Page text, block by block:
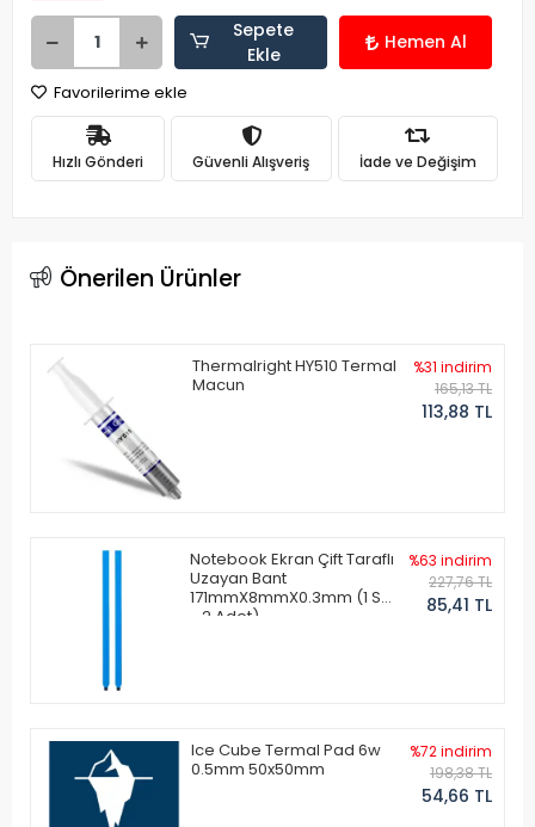
Sepete
Ekle
Hemen Al
Favorilerime ekle
Hızlı Gönderi Güvenli Alışveriş İade ve Değişim
Önerilen Ürünler
Thermalright HY510 Termal
Macun
%31 indirim
165,13 TL
113,88 TL
Notebook Ekran Çift Taraflı
Uzayan Bant
171mmX8mmX0.3mm (1 Set
- 2 Adet)
%63 indirim
227,76 TL
85,41 TL
Ice Cube Termal Pad 6w
0.5mm 50x50mm
%72 indirim
198,38 TL
54,66 TL